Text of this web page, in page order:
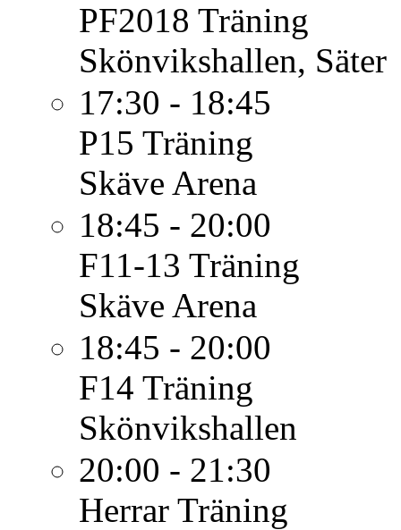
PF2018 Träning
Skönvikshallen, Säter
17:30 - 18:45
P15 Träning
Skäve Arena
18:45 - 20:00
F11-13 Träning
Skäve Arena
18:45 - 20:00
F14 Träning
Skönvikshallen
20:00 - 21:30
Herrar Träning